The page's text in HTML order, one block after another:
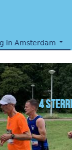
in Amsterdam
4